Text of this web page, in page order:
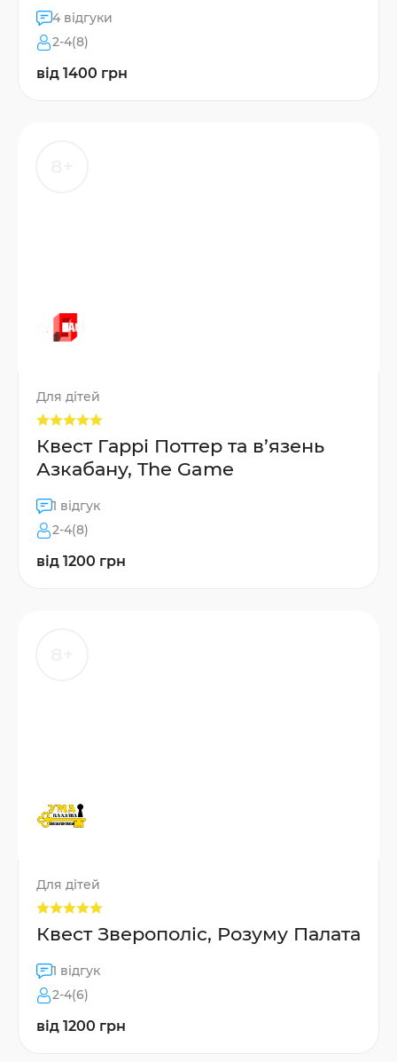
4 відгуки
2-4(8)
від 1400 грн
Для дітей
Квест Гаррі Поттер та в’язень
Азкабану, The Game
1 відгук
2-4(8)
від 1200 грн
Для дітей
Квест Зверополіс, Розуму Палата
1 відгук
2-4(6)
від 1200 грн